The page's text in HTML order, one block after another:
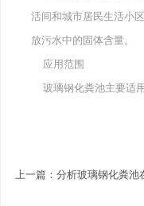
活间和城市居民生活小
放污水中的固体含量
应用范围
玻璃钢化粪池主要适
上一篇： 分析玻璃钢化粪池